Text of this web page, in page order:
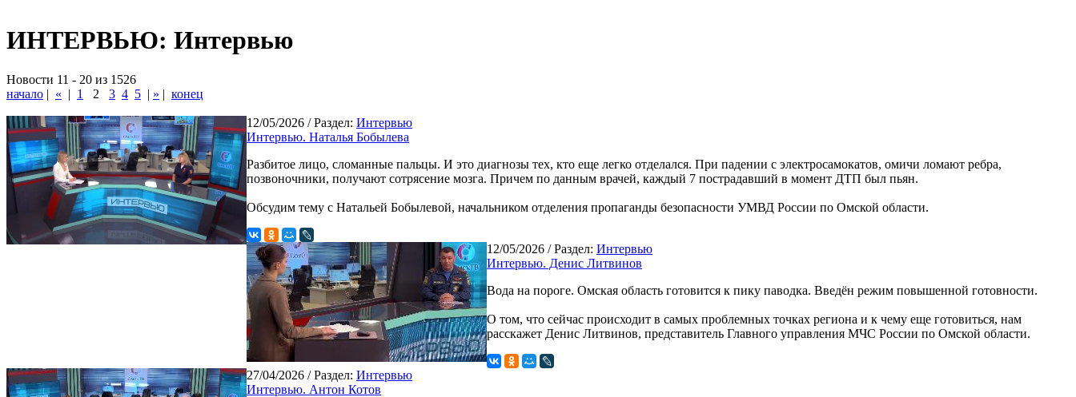
ИНТЕРВЬЮ: Интервью
Новости 11 - 20 из 1526
начало | « | 1 2 3 4 5 | » | конец
12/05/2026 / Раздел: Интервью
Интервью. Наталья Бобылева
Разбитое лицо, сломанные пальцы. И это диагнозы тех, кто еще легко отделался. При падении с электросамокатов, омичи ломают ребра,
позвоночники, получают сотрясение мозга. Причем по данным врачей, каждый 7 пострадавший в момент ДТП был пьян.
Обсудим тему с Натальей Бобылевой, начальником отделения пропаганды безопасности УМВД России по Омской области.
12/05/2026 / Раздел: Интервью
Интервью. Денис Литвинов
Вода на пороге. Омская область готовится к пику паводка. Введён режим повышенной готовности.
О том, что сейчас происходит в самых проблемных точках региона и к чему еще готовиться, нам
расскажет Денис Литвинов, представитель Главного управления МЧС России по Омской области.
27/04/2026 / Раздел: Интервью
Интервью. Антон Котов